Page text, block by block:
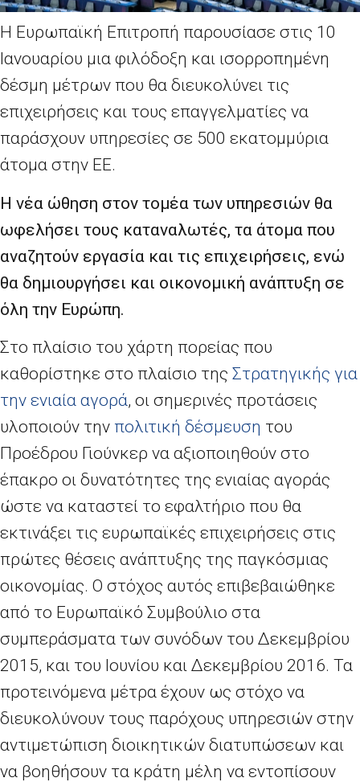
Η Ευρωπαϊκή Επιτροπή παρουσίασε στις 10
Ιανουαρίου μια φιλόδοξη και ισορροπημένη
δέσμη μέτρων που θα διευκολύνει τις
επιχειρήσεις και τους επαγγελματίες να
παράσχουν υπηρεσίες σε 500 εκατομμύρια
άτομα στην ΕΕ.
Η νέα ώθηση στον τομέα των υπηρεσιών θα
ωφελήσει τους καταναλωτές, τα άτομα που
αναζητούν εργασία και τις επιχειρήσεις, ενώ
θα δημιουργήσει και οικονομική ανάπτυξη σε
όλη την Ευρώπη.
Στο πλαίσιο του χάρτη πορείας που
καθορίστηκε στο πλαίσιο της Στρατηγικής για
την ενιαία αγορά, οι σημερινές προτάσεις
υλοποιούν την πολιτική δέσμευση του
Προέδρου Γιούνκερ να αξιοποιηθούν στο
έπακρο οι δυνατότητες της ενιαίας αγοράς
ώστε να καταστεί το εφαλτήριο που θα
εκτινάξει τις ευρωπαϊκές επιχειρήσεις στις
πρώτες θέσεις ανάπτυξης της παγκόσμιας
οικονομίας. Ο στόχος αυτός επιβεβαιώθηκε
από το Ευρωπαϊκό Συμβούλιο στα
συμπεράσματα των συνόδων του Δεκεμβρίου
2015, και του Ιουνίου και Δεκεμβρίου 2016. Τα
προτεινόμενα μέτρα έχουν ως στόχο να
διευκολύνουν τους παρόχους υπηρεσιών στην
αντιμετώπιση διοικητικών διατυπώσεων και
να βοηθήσουν τα κράτη μέλη να εντοπίσουν